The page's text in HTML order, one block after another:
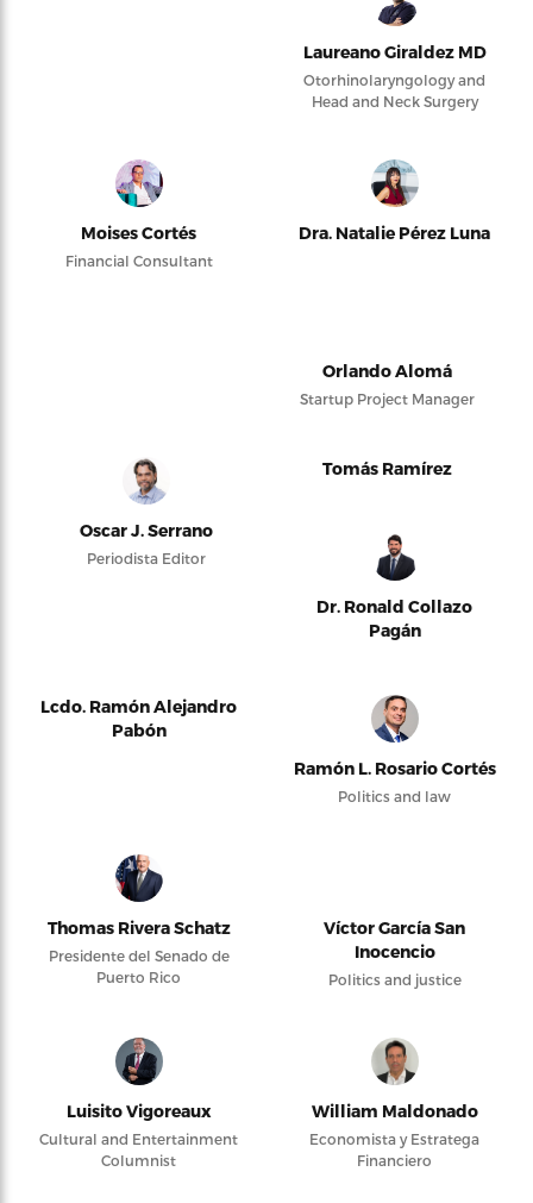
Laureano Giraldez MD
Otorhinolaryngology and
Head and Neck Surgery
Moises Cortés
Financial Consultant
Dra. Natalie Pérez Luna
Orlando Alomá
Startup Project Manager
Oscar J. Serrano
Periodista Editor
Tomás Ramírez
Dr. Ronald Collazo
Pagán
Lcdo. Ramón Alejandro
Pabón
Ramón L. Rosario Cortés
Politics and law
Thomas Rivera Schatz
Presidente del Senado de
Puerto Rico
Víctor García San
Inocencio
Politics and justice
Luisito Vigoreaux
Cultural and Entertainment
Columnist
William Maldonado
Economista y Estratega
Financiero